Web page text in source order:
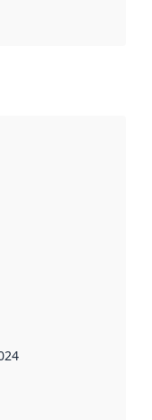
i dette